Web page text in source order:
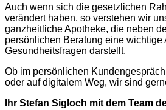
Auch wenn sich die gesetzlichen
verändert haben, so verstehen wir
ganzheitliche Apotheke, die neben
persönlichen Beratung eine wichtige
Gesundheitsfragen darstellt.
Ob im persönlichen
oder auf digitalem Weg, wir sind
Ihr Stefan Sigloch mit dem Team